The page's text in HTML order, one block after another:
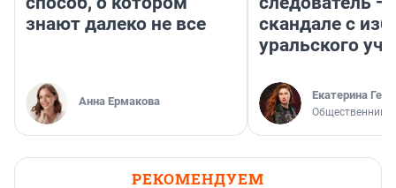
знают далеко не все
Анна Ермакова
скандале с
уральского
Екатерина
Общественник
РЕКОМЕНДУЕМ